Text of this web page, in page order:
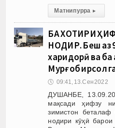
Матни пурра ▸
БА ХОТИРИ
НОДИР. Беш аз
харидорӣ ва
Мурғоб ирсол
🕔 09:41, 13.Сен 2022
ДУШАНБЕ,
мақсади ҳифзу
зимистон беталаф
нодири кӯҳӣ